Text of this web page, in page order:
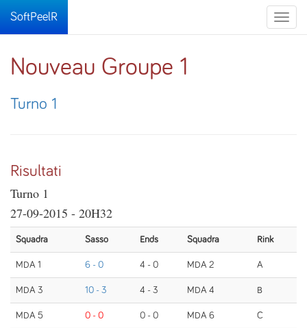
Toggle
SoftPeelR
Nouveau Groupe 1
Turno 1
Risultati
Turno 1
27-09-2015 - 20H32
Squadra Sasso Ends Squadra Rink
MDA 1 6 - 0 4 - 0 MDA 2 A
MDA 3 10 - 3 4 - 3 MDA 4 B
MDA 5 0 - 0 0 - 0 MDA 6 C